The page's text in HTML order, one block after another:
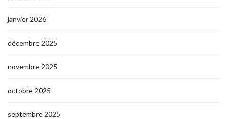
janvier 2026
décembre 2025
novembre 2025
octobre 2025
septembre 2025